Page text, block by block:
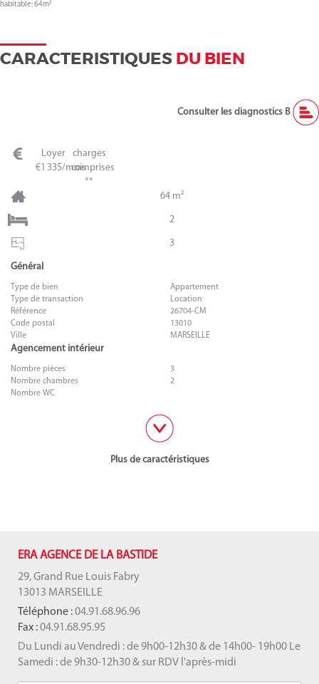
habitable: 64m²
CARACTERISTIQUES DU BIEN
Consulter les diagnostics B
Loyer
€1 335/mois
charges
comprises
**
64 m²
2
3
Général
Type de bien
Appartement
Type de transaction
Location
Référence
26704-CM
Code postal
13010
Ville
MARSEILLE
Agencement intérieur
Nombre pièces
3
Nombre chambres
2
Nombre WC
Plus de caractéristiques
ERA AGENCE DE LA BASTIDE
29, Grand Rue Louis Fabry
13013 MARSEILLE
Téléphone :04.91.68.96.96
Fax :04.91.68.95.95
Du Lundi au Vendredi : de 9h00-12h30 & de 14h00- 19h00 Le
Samedi : de 9h30-12h30 & sur RDV l'après-midi